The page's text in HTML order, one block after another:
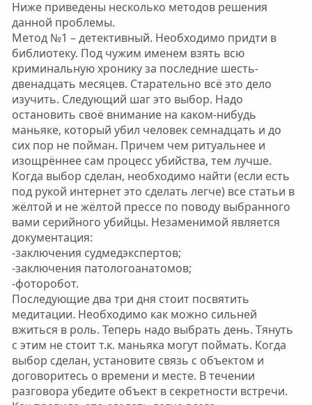
Ниже приведены несколько методов решения
данной проблемы.
Метод №1 – детективный. Необходимо придти в
библиотеку. Под чужим именем взять всю
криминальную хронику за последние шесть-
двенадцать месяцев. Старательно всё это дело
изучить. Следующий шаг это выбор. Надо
остановить своё внимание на каком-нибудь
маньяке, который убил человек семнадцать и до
сих пор не пойман. Причем чем ритуальнее и
изощрённее сам процесс убийства, тем лучше.
Когда выбор сделан, необходимо найти (если есть
под рукой интернет это сделать легче) все статьи в
жёлтой и не жёлтой прессе по поводу выбранного
вами серийного убийцы. Незаменимой является
документация:
-заключения судмедэкспертов;
-заключения патологоанатомов;
-фоторобот.
Последующие два три дня стоит посвятить
медитации. Необходимо как можно сильней
вжиться в роль. Теперь надо выбрать день. Тянуть
с этим не стоит т.к. маньяка могут поймать. Когда
выбор сделан, установите связь с объектом и
договоритесь о времени и месте. В течении
разговора убедите объект в секретности встречи.